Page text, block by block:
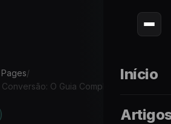
Início
/
O Guia Completo